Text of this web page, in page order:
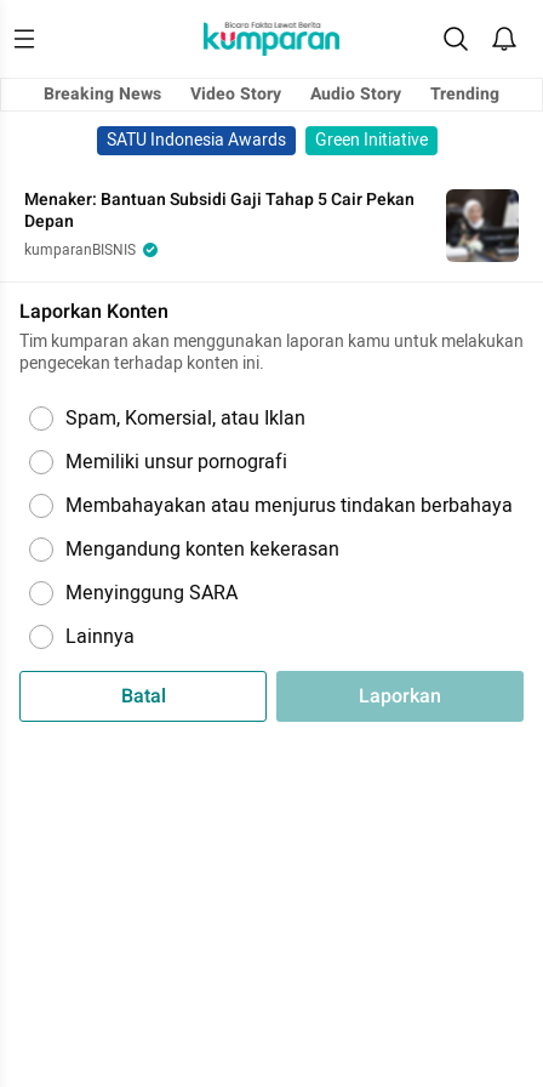
Breaking News Video Story Audio Story
Trending
SATU Indonesia Awards
Green Initiative
Menaker: Bantuan Subsidi Gaji Tahap 5 Cair Pekan
Depan
kumparanBISNIS
Laporkan Konten
Tim kumparan akan menggunakan laporan kamu untuk melakukan
pengecekan terhadap konten ini.
Spam, Komersial, atau Iklan
Memiliki unsur pornografi
Membahayakan atau menjurus tindakan berbahaya
Mengandung konten kekerasan
Menyinggung SARA
Lainnya
Batal Laporkan